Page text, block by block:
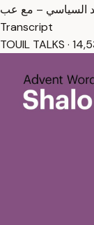
للمشهد السياسي – مع عب… —
Transcript
TOUIL TALKS ·